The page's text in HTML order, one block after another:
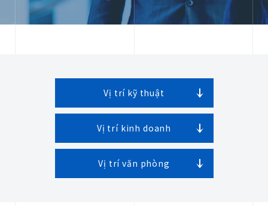
Tài liệu liên quan đến plasma
Nghề nghiệp
Vị trí kỹ thuật
Vị trí kinh doanh
Vị trí văn phòng